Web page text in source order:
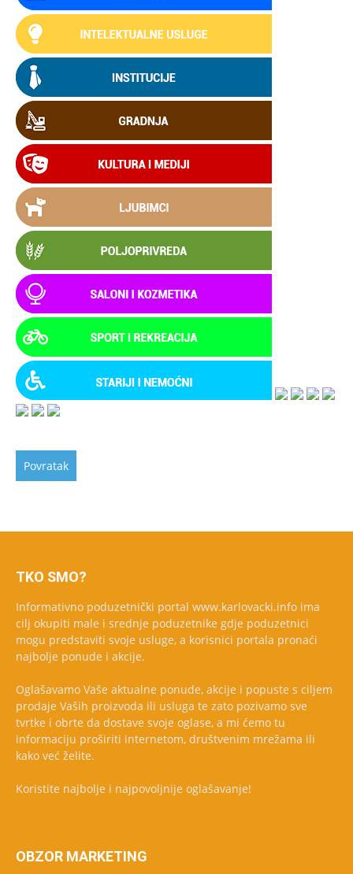
TKO SMO?
Informativno poduzetnički portal www.karlovacki.info ima
cilj okupiti male i srednje poduzetnike gdje poduzetnici
mogu predstaviti svoje usluge, a korisnici portala pronaći
najbolje ponude i akcije.
Oglašavamo Vaše aktualne ponude, akcije i popuste s ciljem
prodaje Vaših proizvoda ili usluga te zato pozivamo sve
tvrtke i obrte da dostave svoje oglase, a mi ćemo tu
informaciju proširiti internetom, društvenim mrežama ili
kako već želite.
Koristite najbolje i najpovoljnije oglašavanje!
OBZOR MARKETING